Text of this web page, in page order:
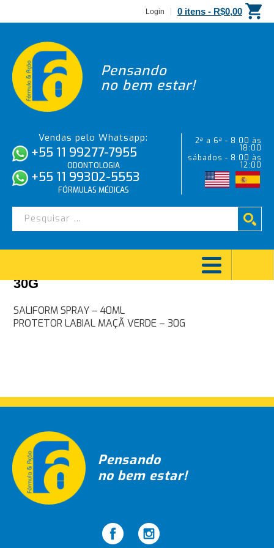
Login 0 itens - R$0,00
Pensando
no bem estar!
Vendas pelo Whatsapp:
+55 11 99277-7955
ODONTOLOGIA
+55 11 99302-5553
FÓRMULAS MÉDICAS
2ª a 6ª - 8:00 às
18:00
sábados - 8:00 às
12:00
PROTETOR LABIAL CHOCOLATE –
30G
Navegação
SALIFORM SPRAY – 40ML
PROTETOR LABIAL MAÇÃ VERDE – 30G
Pensando
no bem estar!